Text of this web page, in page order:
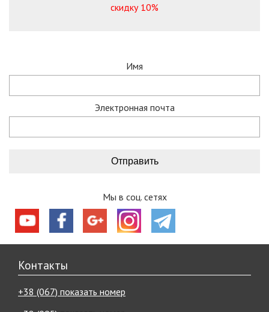
скидку 10%
Имя
Электронная почта
Мы в соц. сетях
Контакты
+38 (067) показать номер